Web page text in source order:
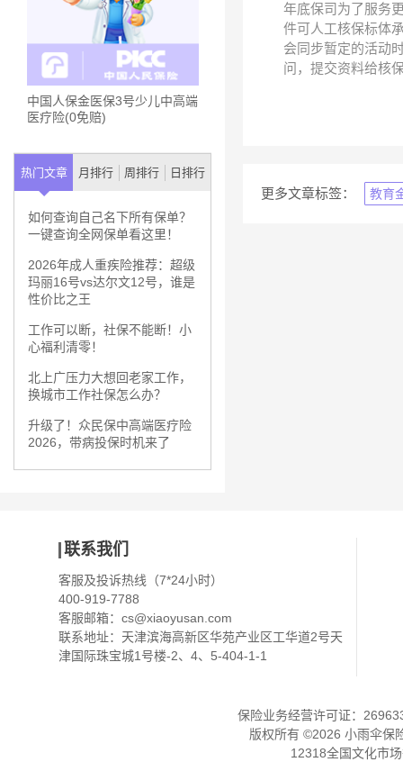
中国人保金医保3号少儿中高端
医疗险(0免赔)
热门文章 月排行 周排行 日排行
如何查询自己名下所有保单？
一键查询全网保单看这里！
2026年成人重疾险推荐：超级
玛丽16号vs达尔文12号，谁是
性价比之王
工作可以断，社保不能断！小
心福利清零！
北上广压力大想回老家工作，
换城市工作社保怎么办？
升级了！众民保中高端医疗险
2026，带病投保时机来了
年底保司为了服务
件可人工核保标体
会同步暂定的活动
问，提交资料给核
更多文章标签： 教育
联系我们
客服及投诉热线（7*24小时）
400-919-7788
客服邮箱： cs@xiaoyusan.com
联系地址：天津滨海高新区华苑产业区工华道2号天
津国际珠宝城1号楼-2、4、5-404-1-1
保险业务经营许可证：
版权所有 ©2026 小雨伞保
12318全国文化市